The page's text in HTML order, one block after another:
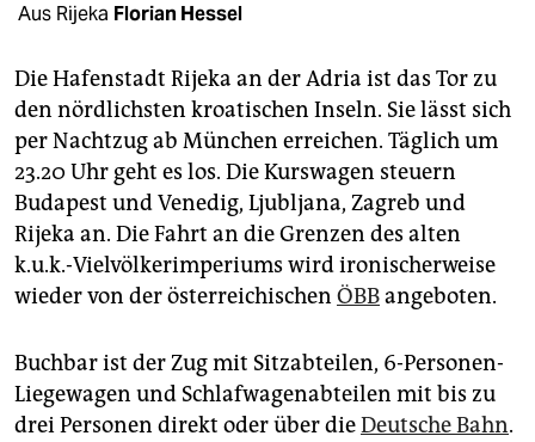
unterstützen
abo
genossenschaft
epaper login
Aus Rijeka Florian Hessel
Die Hafenstadt Rijeka an der Adria ist das Tor zu
den nördlichsten kroatischen Inseln. Sie lässt sich
per Nachtzug ab München erreichen. Täglich um
23.20 Uhr geht es los. Die Kurswagen steuern
Budapest und Venedig, Ljubljana, Zagreb und
Rijeka an. Die Fahrt an die Grenzen des alten
k.u.k.-Vielvölkerimperiums wird ironischerweise
wieder von der österreichischen ÖBBangeboten.
Buchbar ist der Zug mit Sitzabteilen, 6-Personen-
Liegewagen und Schlafwagenabteilen mit bis zu
drei Personen direkt oder über dieDeutsche Bahn.